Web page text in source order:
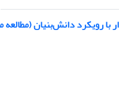
رویکرد دانش‌بنیان